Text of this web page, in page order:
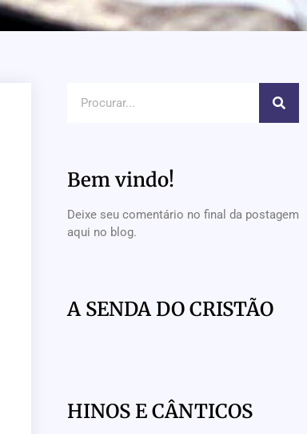
Bem vindo!
Deixe seu comentário no final da postagem
aqui no blog.
A SENDA DO CRISTÃO
HINOS E CÂNTICOS